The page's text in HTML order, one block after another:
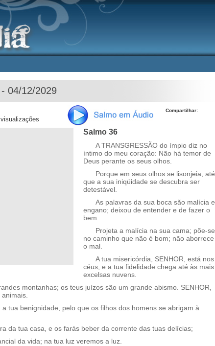
04/12/2029
Compartilhar:
Salmo 36
A TRANSGRESSÃO do ímpio diz no
íntimo do meu coração: Não há temor de
Deus perante os seus olhos.
Porque em seus olhos se lisonjeia, até
que a sua iniqüidade se descubra ser
detestável.
As palavras da sua boca são malícia e
engano; deixou de entender e de fazer o
bem.
Projeta a malícia na sua cama; põe-se
no caminho que não é bom; não aborrece
o mal.
A tua misericórdia, SENHOR, está nos
céus, e a tua fidelidade chega até às mais
excelsas nuvens.
montanhas; os teus juízos são um grande abismo. SENHOR,
tua benignidade, pelo que os filhos dos homens se abrigam à
da tua casa, e os farás beber da corrente das tuas delícias;
da vida; na tua luz veremos a luz.